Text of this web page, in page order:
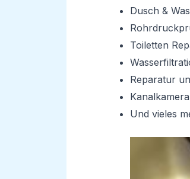
Dusch &
Toiletten
Reparatur
Und vieles